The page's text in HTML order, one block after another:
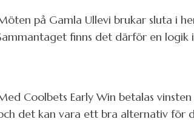
på Gamla Ullevi brukar sluta i
finns det därför en
Coolbets Early Win betalas
det kan vara ett bra alternativ för